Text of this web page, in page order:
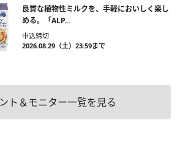
良質な植物性ミルクを、手軽においしく楽し
める。「ALP...
申込締切
2026.08.29（土）23:59まで
ト＆モニター一覧を見る